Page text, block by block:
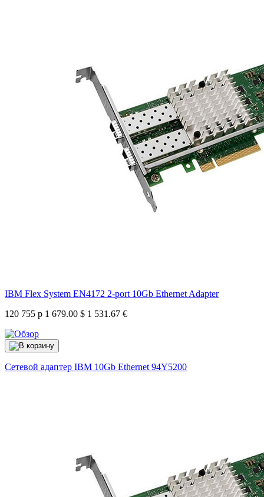
IBM Flex System EN4172 2-port 10Gb Ethernet Adapter
120 755 р 1 679.00 $ 1 531.67 €
Сетевой адаптер IBM 10Gb Ethernet 94Y5200